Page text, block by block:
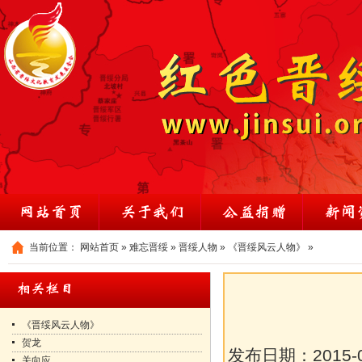
当前位置： 网站首页 » 难忘晋绥 » 晋绥人物 » 《晋绥风云人物》 »
《晋绥风云人物》
贺龙
发布日期： 2015-